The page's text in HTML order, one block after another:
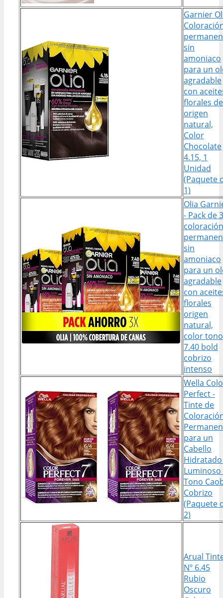
Garnier
sin
amoniaco
para un
agradable
con
florales de
origen
natural,
Color
Chocolate
4.15, 1
Unidad
(Paquete
1)
Olia
- Pack de 3
coloración
sin
amoniaco
para un
agradable
con
florales
origen
natural,
color tono
7.40 bold
cobrizo
intenso
Wella
Perfect -
Tinte de
para un
Cabello
Luminoso
Tono
Cobrizo
(Paquete
2)
Arual
Nº 6.45
Rubio
Oscuro